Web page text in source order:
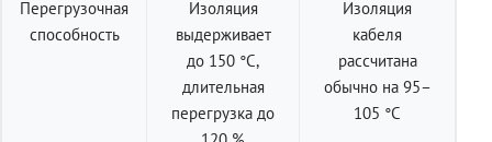
Перегрузочная
способность
Изоляция
выдерживает
до 150 °C,
длительная
перегрузка до
Изоляция
кабеля
рассчитана
обычно на 95–
105 °C